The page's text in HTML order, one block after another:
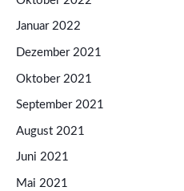
Januar 2022
Dezember 2021
Oktober 2021
September 2021
August 2021
Juni 2021
Mai 2021